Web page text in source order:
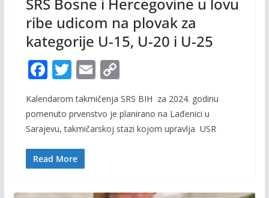
ribe udicom na plovak za
kategorije U-15, U-20 i U-25
F
ac
e
b
o
o
T
w
itt
er
E
m
ai
l
C
p
y
Kalendarom takmičenja SRS BIH za 2024. godinu
pomenuto prvenstvo je planirano na Lađenici u
Sarajevu, takmičarskoj stazi kojom upravlja USR
Read More